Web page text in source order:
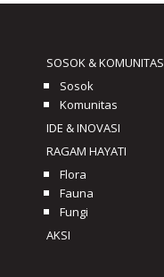
SOSOK & KOMUNITAS
Sosok
Komunitas
IDE & INOVASI
RAGAM HAYATI
Flora
Fauna
Fungi
AKSI